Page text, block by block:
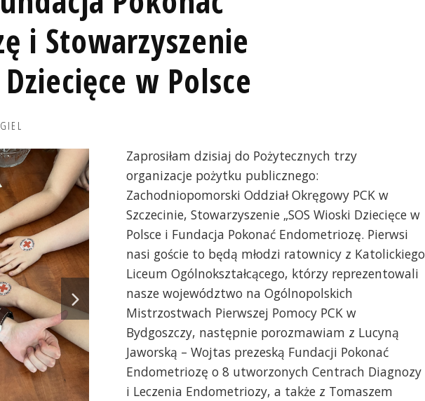
i Stowarzyszenie
w Polsce
Zaprosiłam dzisiaj do Pożytecznych trzy
organizacje pożytku publicznego:
Zachodniopomorski Oddział Okręgowy PCK w
Szczecinie, Stowarzyszenie „SOS Wioski Dziecięce w
Polsce i Fundacja Pokonać Endometriozę. Pierwsi
nasi goście to będą młodzi ratownicy z Katolickiego
Liceum Ogólnokształcącego, którzy reprezentowali
nasze województwo na Ogólnopolskich
Mistrzostwach Pierwszej Pomocy PCK w
Bydgoszczy, następnie porozmawiam z Lucyną
Jaworską – Wojtas prezeską Fundacji Pokonać
Endometriozę o 8 utworzonych Centrach Diagnozy
i Leczenia Endometriozy, a także z Tomaszem